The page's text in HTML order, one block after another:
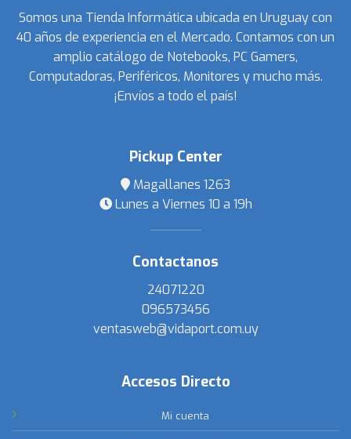
Somos una Tienda Informática ubicada en Uruguay con
40 años de experiencia en el Mercado. Contamos con un
amplio catálogo de Notebooks, PC Gamers,
Computadoras, Periféricos, Monitores y mucho más.
¡Envíos a todo el país!
Pickup Center
Magallanes 1263
Lunes a Viernes 10 a 19h
Contactanos
24071220
096573456
ventasweb@vidaport.com.uy
Accesos Directo
Mi cuenta